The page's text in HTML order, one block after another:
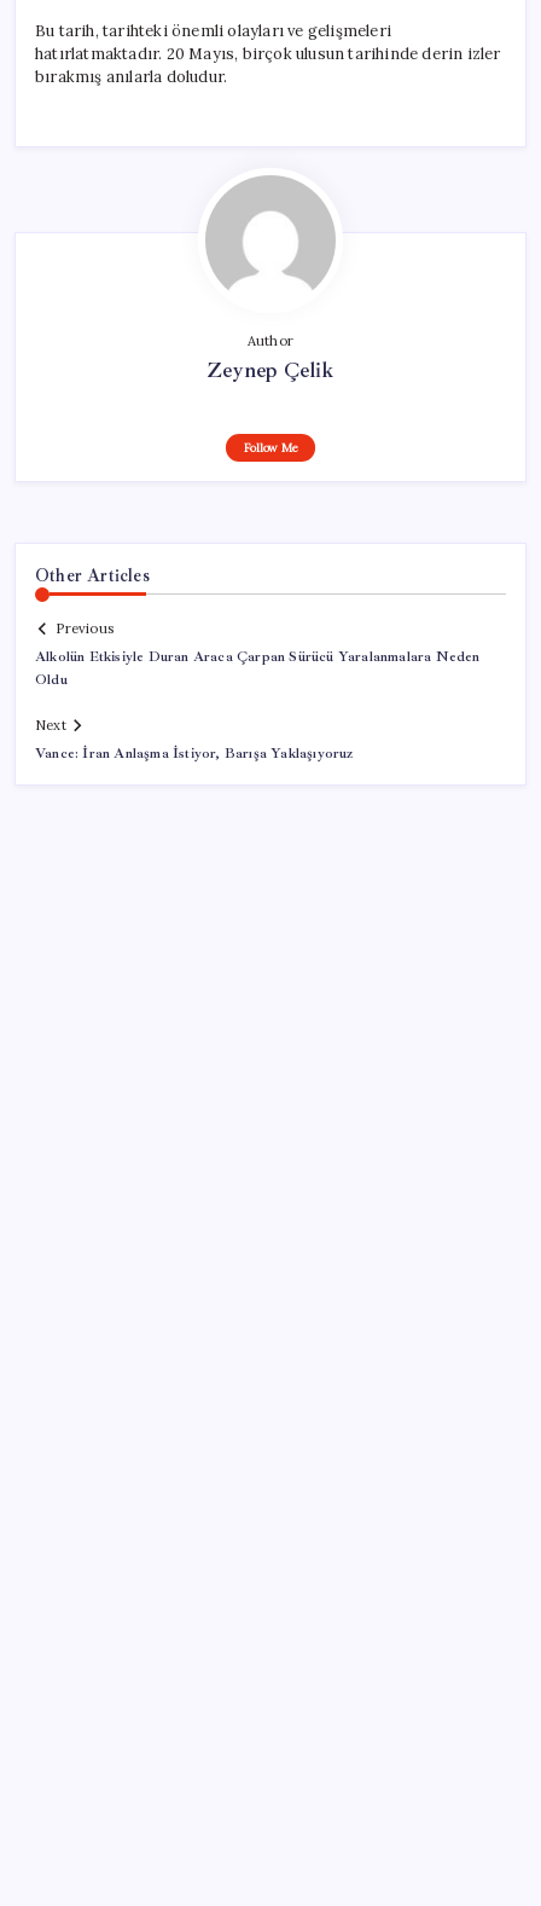
Bu tarih, tarihteki önemli olayları ve gelişmeleri
hatırlatmaktadır. 20 Mayıs, birçok ulusun tarihinde derin izler
bırakmış anılarla doludur.
Author
Zeynep Çelik
Follow Me
Other Articles
Previous
Alkolün Etkisiyle Duran Araca Çarpan Sürücü Yaralanmalara Neden
Oldu
Next
Vance: İran Anlaşma İstiyor, Barışa Yaklaşıyoruz